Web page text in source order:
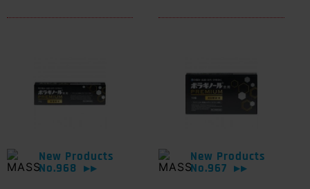
New Products
No.968
▶▶
New Products
No.967
▶▶